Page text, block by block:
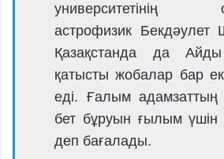
университетінің
астрофизик Бекдәулет
Қазақстанда да Айды
қатысты жобалар бар
еді. Ғалым адамзаттың
бет бұруын ғылым үшін
деп бағалады.